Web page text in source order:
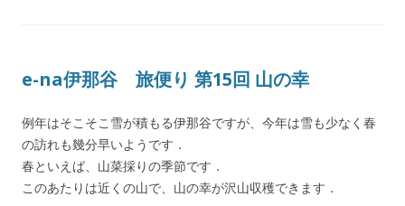
e-na伊那谷 旅便り 第15回 山の幸
例年はそこそこ雪が積もる伊那谷ですが、今年は雪も少なく春
の訪れも幾分早いようです．
春といえば、山菜採りの季節です．
このあたりは近くの山で、山の幸が沢山収穫できます．